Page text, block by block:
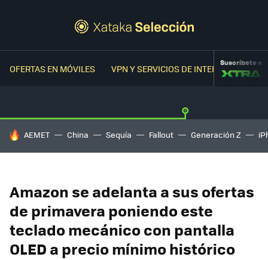
OFERTAS EN MÓVILES VPN Y SERVICIOS DE INTERNETSuscríbete a
HOY SE HABLA DE
AEMET China Sequía Fallout Generación Z
Amazon se adelanta a sus ofertas
de primavera poniendo este
teclado mecánico con pantalla
OLED a precio mínimo histórico